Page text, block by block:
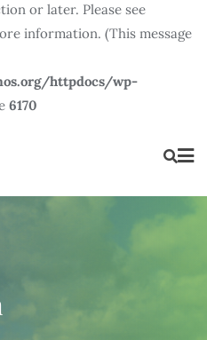
or later. Please see
information. (This message
httpdocs/wp-
6170
Naturfinder